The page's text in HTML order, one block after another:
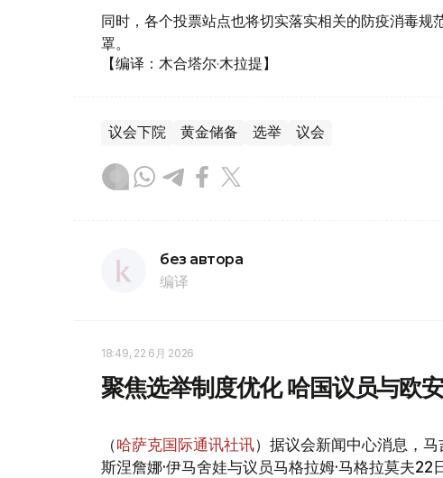
同时，各个投票站点也将切实落实相关的防疫消毒
罩。
【编译：木合塔尔·木拉提】
议会下院 黄金储备 选举 议会
без автора
编译
18:49, 22 6月 2026
聚焦选举制度优化 哈国议员与欧
（哈萨克国际通讯社讯）据议会新闻中心消息，
斯涅詹娜·伊马舍娃与议员马格拉姆·马格拉莫夫